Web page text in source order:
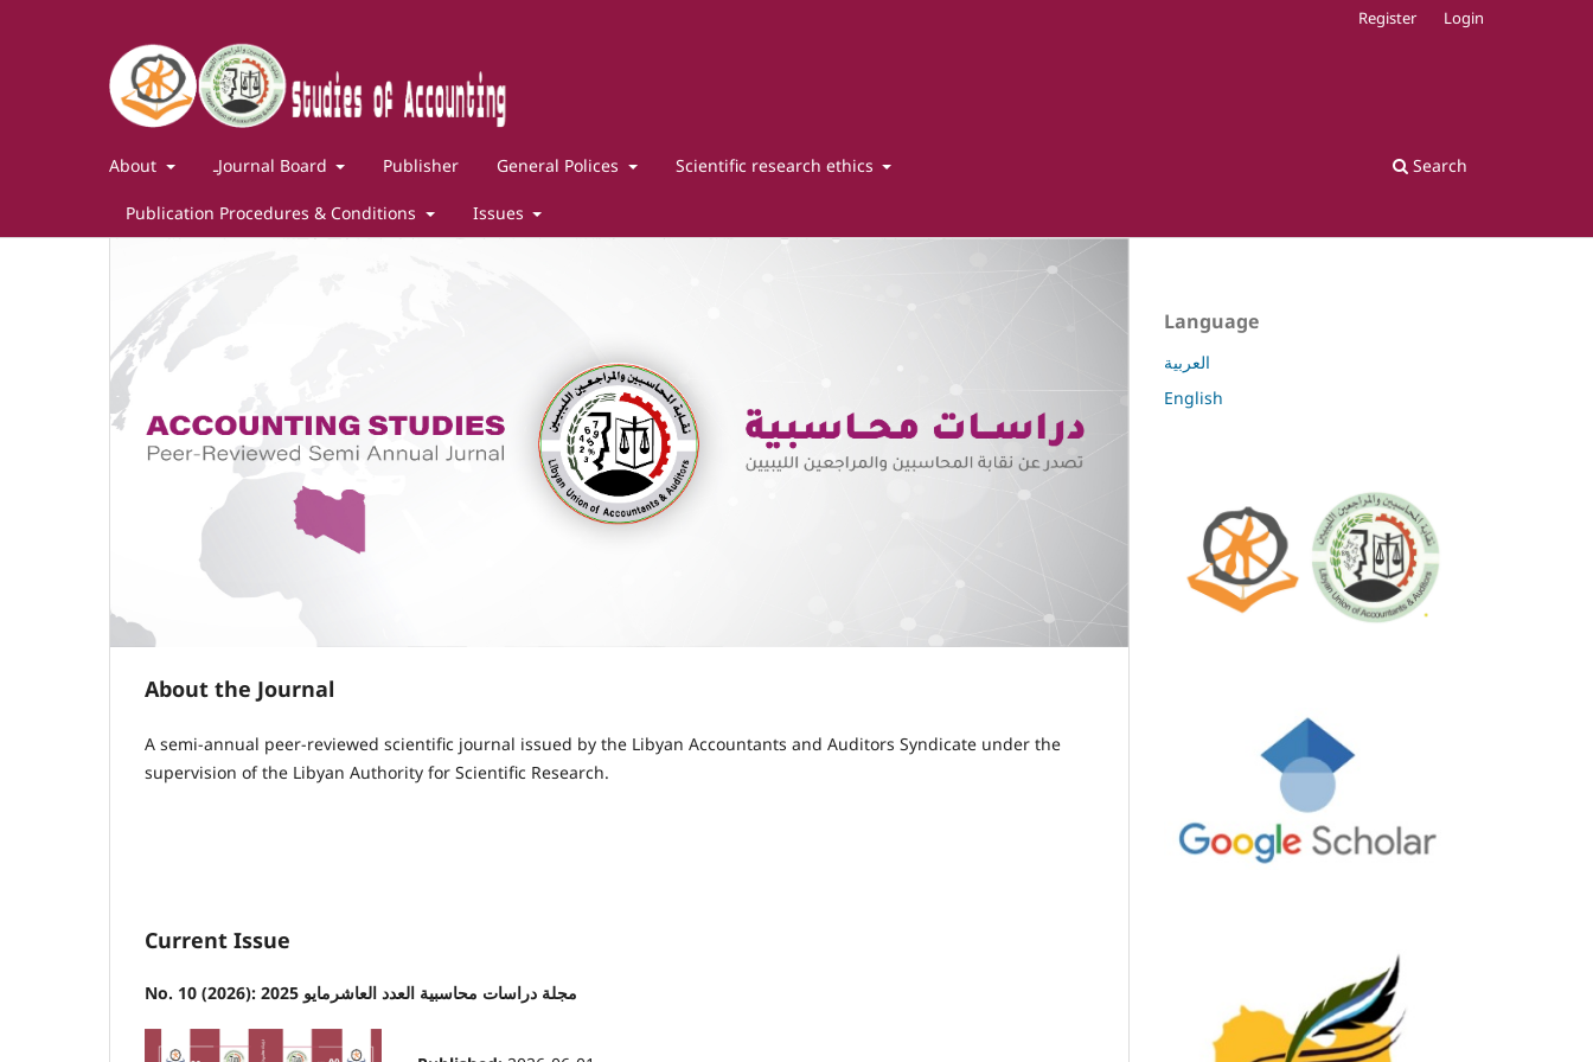
About ـJournal Board Publisher General Polices Scientific research ethics
Publication Procedures & Conditions Issues
Search
Register Login
About the Journal
A semi-annual peer-reviewed scientific journal issued by the Libyan Accountants and Auditors Syndicate under the
supervision of the Libyan Authority for Scientific Research.
Current Issue
No. 10 (2026): مجلة دراسات محاسبية العدد العاشرمايو 2025
Language
العربية
English